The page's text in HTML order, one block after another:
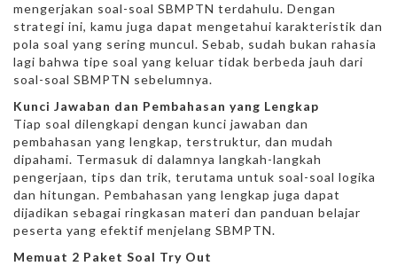
mengerjakan soal-soal SBMPTN terdahulu. Dengan
strategi ini, kamu juga dapat mengetahui karakteristik dan
pola soal yang sering muncul. Sebab, sudah bukan rahasia
lagi bahwa tipe soal yang keluar tidak berbeda jauh dari
soal-soal SBMPTN sebelumnya.
Kunci Jawaban dan Pembahasan yang Lengkap
Tiap soal dilengkapi dengan kunci jawaban dan
pembahasan yang lengkap, terstruktur, dan mudah
dipahami. Termasuk di dalamnya langkah-langkah
pengerjaan, tips dan trik, terutama untuk soal-soal logika
dan hitungan. Pembahasan yang lengkap juga dapat
dijadikan sebagai ringkasan materi dan panduan belajar
peserta yang efektif menjelang SBMPTN.
Memuat 2 Paket Soal Try Out